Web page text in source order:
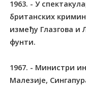
1963. - У
британских
између Глазгова
фунти.
1967. - Министри
Малезије,